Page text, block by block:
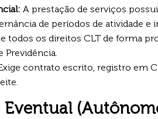
A prestação de serviços possui
de períodos de atividade e
todos os direitos CLT de forma
Previdência.
contrato escrito, registro em
Eventual